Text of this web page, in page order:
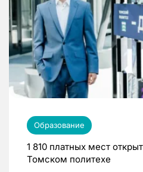
Образование
1 810 платных мест
Томском политехе